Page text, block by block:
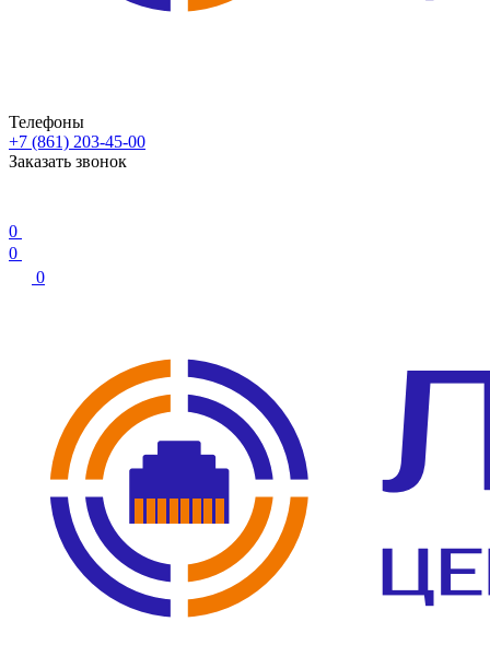
Телефоны
+7 (861) 203-45-00
Заказать звонок
0
0
0